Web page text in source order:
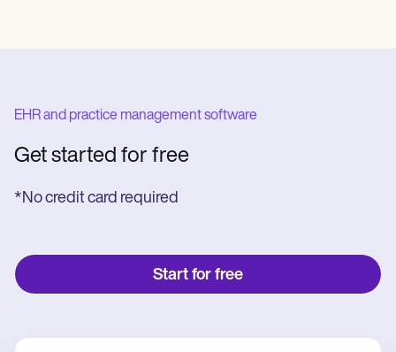
EHR and practice management software
Get started for free
*No credit card required
Start for free